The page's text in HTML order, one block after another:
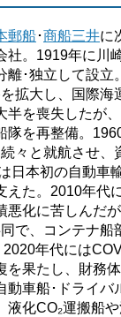
郵船･商船三井に
社。1919年に川
離･独立して設立
拡大し、国際海
半を喪失したが
隊を再整備。
々と就航させ、
日本初の自動車
えた。2010年代
悪化に苦しんだ
で、コンテナ船
年代には
を果たし、財務
動車船･ドライバ
液化CO₂運搬船